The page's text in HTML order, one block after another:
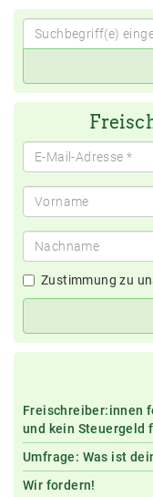
Zustimmung zu
Freischreiber:innen
und kein Steuergeld
Umfrage: Was ist
Wir fordern!